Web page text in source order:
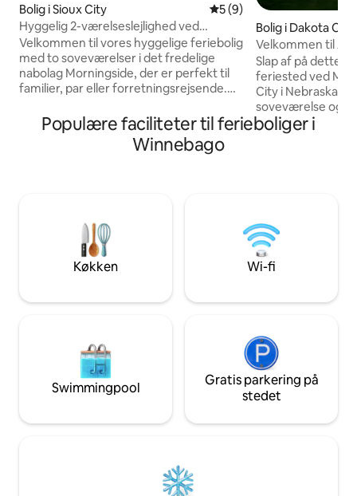
Bolig i Sioux City 5 ud af 5 i gennemsnitlig
5 (9)
Hyggelig 2-værelseslejlighed ved
Morningside med hurtigt internet
Velkommen til vores hyggelige feriebolig
med to soveværelser i det fredelige
nabolag Morningside, der er perfekt til
familier, par eller forretningsrejsende.
queensize-dobbeltsenge, En hyggelig
sofa og et 65" smart-tv til din
forretningsøjemed eller for at slappe af,
er vores Cozy Morningside 2BR det
perfekte sted for dig. Kom og føl dig
Bolig i Dakota City
Velkommen til
Slap af på dette
feriested ved
City i Nebraska.
soveværelse og
badeværelse har
udstyret køkken,
et afslappende
dag med arbejde,
fritidsaktiviteter.
morgener og
Populære faciliteter til ferieboliger i
Winnebago
Køkken Wi-fi
Swimmingpool
Gratis parkering på
stedet